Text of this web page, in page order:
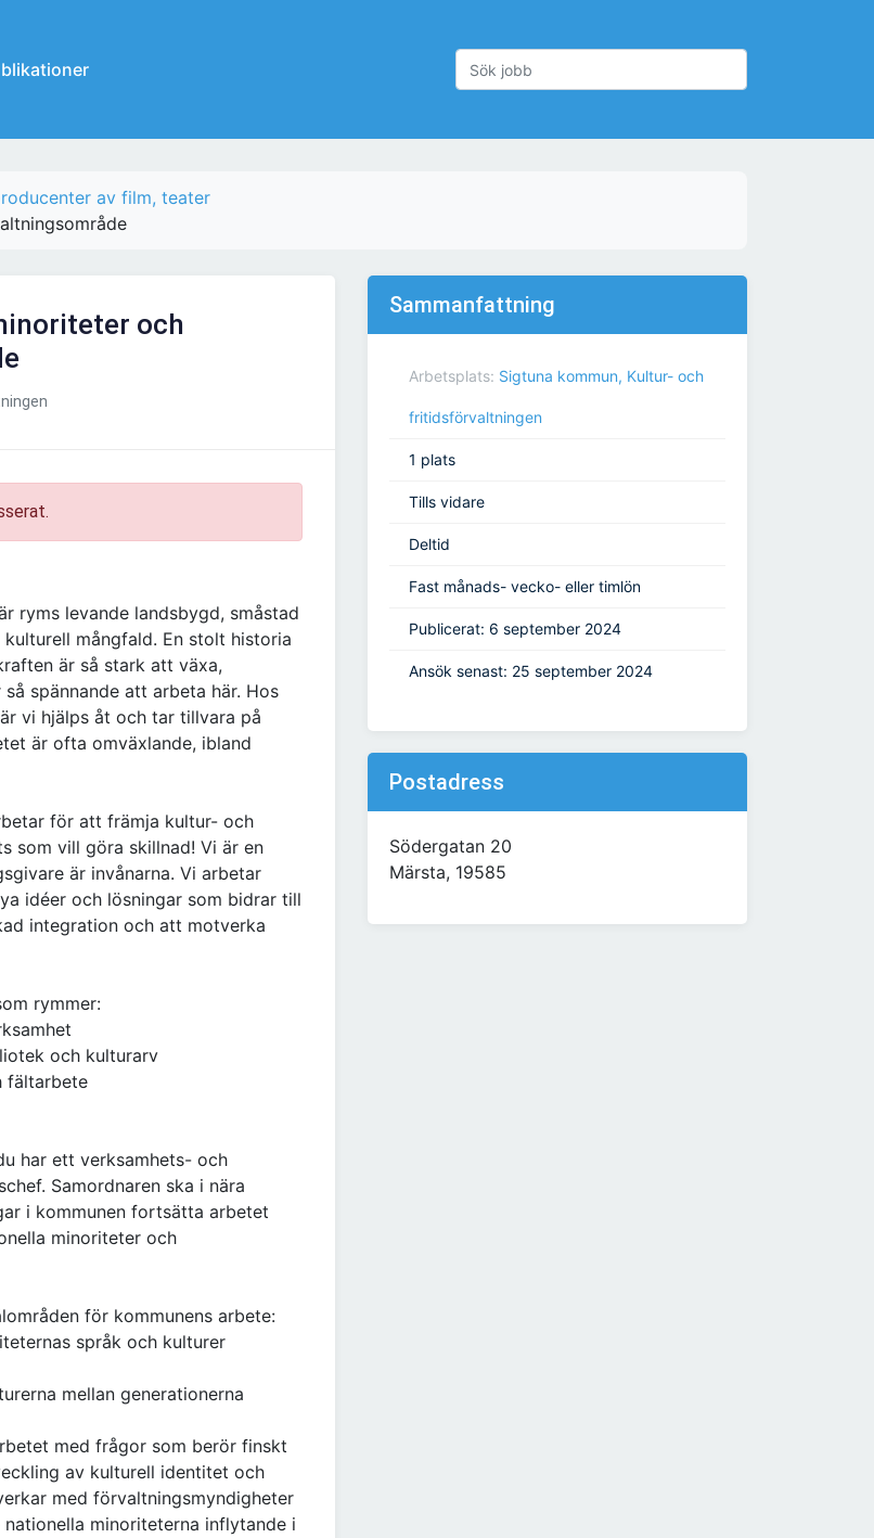
av film, teater
och
ryms levande landsbygd, småstad
mångfald. En stolt historia
är så stark att växa,
spännande att arbeta här. Hos
vi hjälps åt och tar tillvara på
är ofta omväxlande, ibland
för att främja kultur- och
som vill göra skillnad! Vi är en
är invånarna. Vi arbetar
idéer och lösningar som bidrar till
integration och att motverka
rymmer:
och kulturarv
fältarbete
har ett verksamhets- och
Samordnaren ska i nära
i kommunen fortsätta arbetet
minoriteter och
för kommunens arbete:
språk och kulturer
mellan generationerna
med frågor som berör finskt
av kulturell identitet och
med förvaltningsmyndigheter
minoriteterna inflytande i
Sammanfattning
Arbetsplats: Sigtuna kommun, Kultur- och
fritidsförvaltningen
1 plats
Tills vidare
Deltid
Fast månads- vecko- eller timlön
Publicerat: 6 september 2024
Ansök senast: 25 september 2024
Postadress
Södergatan 20
Märsta, 19585